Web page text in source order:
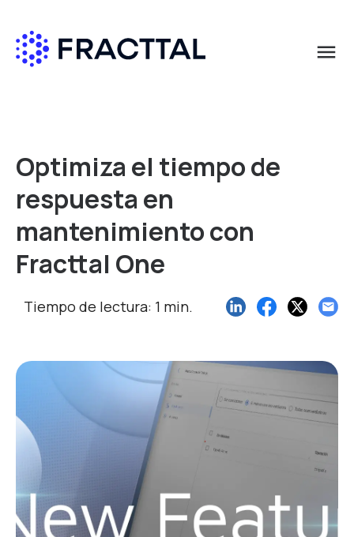
menu
Optimiza el tiempo de
respuesta en
mantenimiento con
Fracttal One
Tiempo de lectura: 1 min.